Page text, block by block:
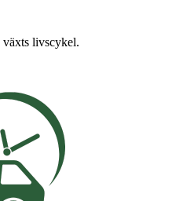
växts livscykel.